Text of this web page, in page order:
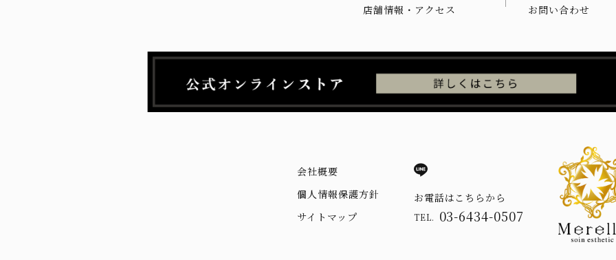
店舗情報・アクセス お問い合わせ
会社概要
個人情報保護方針
サイトマップ
お電話はこちらから
TEL. 03-6434-0507